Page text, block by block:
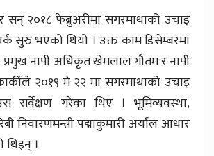
२०१८ फेब्रुअरीमा सगरमाथाको उचाइ
सुरु भएको थियो । उक्त काम डिसेम्बरमा
नापी अधिकृत खेमलाल गौतम र नापी
२०१९ मे २२ मा सगरमाथाको उचाइ
सर्वेक्षण गरेका थिए । भूमिव्यवस्था,
निवारणमन्त्री पद्माकुमारी अर्याल आधार
थिइन् ।